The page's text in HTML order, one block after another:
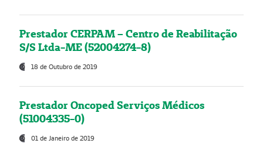
Prestador CERPAM – Centro de Reabilitação
S/S Ltda-ME (52004274-8)
18 de Outubro de 2019
Prestador Oncoped Serviços Médicos
(51004335-0)
01 de Janeiro de 2019